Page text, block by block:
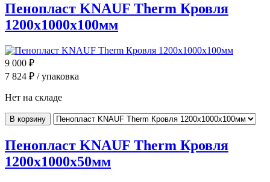
Пенопласт KNAUF Therm Кровля
1200x1000x100мм
9 000 ₽
7 824 ₽ / упаковка
Нет на складе
В корзину
Пенопласт KNAUF Therm Кровля
1200x1000x50мм